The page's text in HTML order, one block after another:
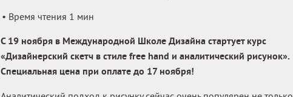
• Время чтения 1 мин
С 19 ноября в Международной Школе Дизайна стартует курс
«Дизайнерский скетч в стиле free hand и аналитический рисунок».
Специальная цена при оплате до 17 ноября!